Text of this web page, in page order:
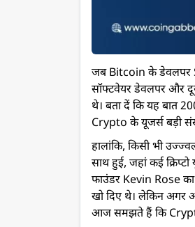
जब Bitcoin के डेवलपर
सॉफ्टवेयर डेवलपर और
थे। बता दें कि यह बात
Crypto के यूजर्स बड़ी
हालांकि, किसी भी
साथ हुई, जहां कई
फाउंडर Kevin Rose
खो दिए थे। लेकिन अगर
आज समझते हैं कि